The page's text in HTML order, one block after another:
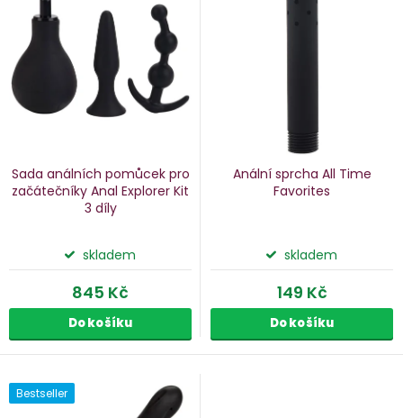
uSada análních pomůcek pro
začátečníky Anal Explorer Kit
3 díly
skladem
845 Kč
Do košíku
Anální sprcha All Time
Favorites
skladem
149 Kč
Do košíku
Bestseller